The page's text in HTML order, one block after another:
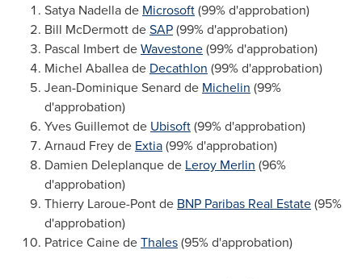
Satya Nadella de Microsoft(99% d'approbation)
Bill McDermott deSAP(99% d'approbation)
Pascal Imbert deWavestone(99% d'approbation)
Michel Aballea de Decathlon (99% d'approbation)
Jean-Dominique Senard de Michelin (99%
d'approbation)
Yves Guillemot de Ubisoft(99% d'approbation)
Arnaud Frey de Extia(99% d'approbation)
Damien Deleplanque de Leroy Merlin (96%
d'approbation)
Thierry Laroue-Pont de BNP Paribas Real Estate(95%
d'approbation)
Patrice Caine deThales(95% d'approbation)